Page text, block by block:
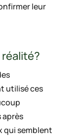
leur
réalité?
utilisé ces
qui semblent